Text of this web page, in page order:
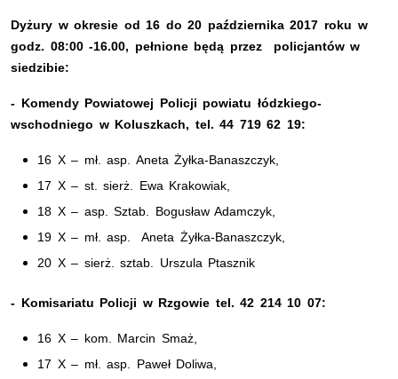
Dyżury w okresie od 16 do 20 października 2017 roku w
godz. 08:00 -16.00, pełnione będą przez policjantów w
siedzibie:
- Komendy Powiatowej Policji powiatu łódzkiego-
wschodniego w Koluszkach, tel. 44 719 62 19:
16 X – mł. asp. Aneta Żyłka-Banaszczyk,
17 X – st. sierż. Ewa Krakowiak,
18 X – asp. Sztab. Bogusław Adamczyk,
19 X – mł. asp. Aneta Żyłka-Banaszczyk,
20 X – sierż. sztab. Urszula Ptasznik
- Komisariatu Policji w Rzgowie tel. 42 214 10 07:
16 X – kom. Marcin Smaż,
17 X – mł. asp. Paweł Doliwa,